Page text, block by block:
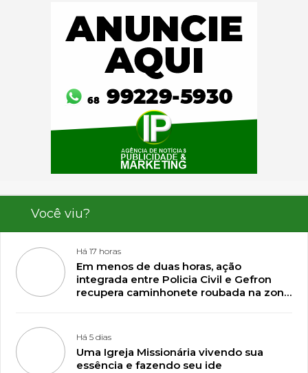
Você viu?
Há 17 horas
Em menos de duas horas, ação
integrada entre Policia Civil e Gefron
recupera caminhonete roubada na zona
Há 5 dias
Uma Igreja Missionária vivendo sua
essência e fazendo seu ide